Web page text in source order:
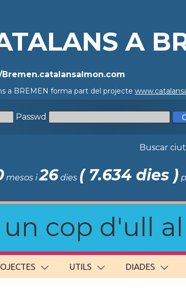
A
a BREMEN forma part del projecte
Passwd
Buscar
mesos i26dies ( 7.634 dies )
cop d'ull
UTILS DIADES